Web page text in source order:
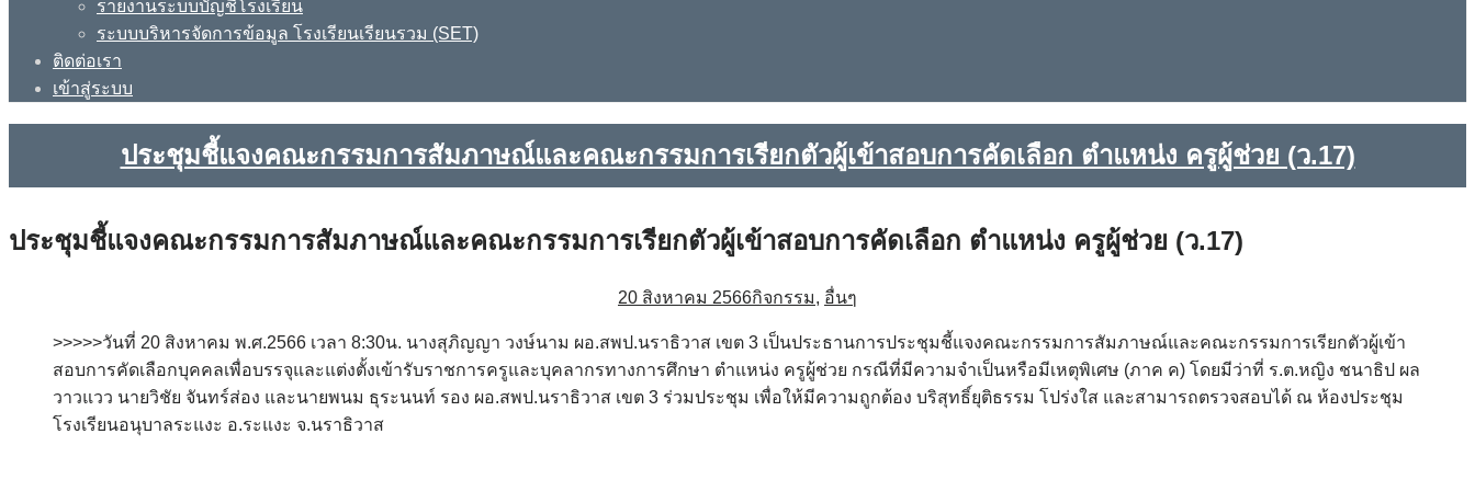
รายงานระบบบัญชีโรงเรียน
ระบบบริหารจัดการข้อมูล โรงเรียนเรียนรวม (SET)
ติดต่อเรา
เข้าสู่ระบบ
ประชุมชี้แจงคณะกรรมการสัมภาษณ์และคณะกรรมการเรียกตัวผู้เข้าสอบการคัดเลือก ตำแหน่ง ครูผู้ช่วย (ว.17)
ประชุมชี้แจงคณะกรรมการสัมภาษณ์และคณะกรรมการเรียกตัวผู้เข้าสอบการคัดเลือก ตำแหน่ง ครูผู้ช่วย (ว.17)
20 สิงหาคม 2566กิจกรรม, อื่นๆ
>>>>>วันที่ 20 สิงหาคม พ.ศ.2566 เวลา 8:30น. นางสุภิญญา วงษ์นาม ผอ.สพป.นราธิวาส เขต 3 เป็นประธานการประชุมชี้แจงคณะกรรมการสัมภาษณ์และคณะกรรมการเรียกตัวผู้เข้า
สอบการคัดเลือกบุคคลเพื่อบรรจุและแต่งตั้งเข้ารับราชการครูและบุคลากรทางการศึกษา ตำแหน่ง ครูผู้ช่วย กรณีที่มีความจำเป็นหรือมีเหตุพิเศษ (ภาค ค) โดยมีว่าที่ ร.ต.หญิง ชนาธิป ผล
วาวแวว นายวิชัย จันทร์ส่อง และนายพนม ธุระนนท์ รอง ผอ.สพป.นราธิวาส เขต 3 ร่วมประชุม เพื่อให้มีความถูกต้อง บริสุทธิ์ยุติธรรม โปร่งใส และสามารถตรวจสอบได้ ณ ห้องประชุม
โรงเรียนอนุบาลระแงะ อ.ระแงะ จ.นราธิวาส